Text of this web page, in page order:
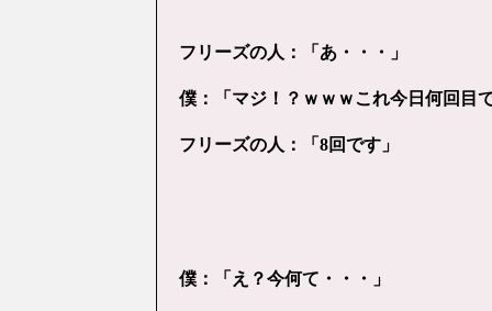
フリーズの人：「あ・・・」
僕：「マジ！？ｗｗｗこれ今日何回目
フリーズの人：「8回です」
僕：「え？今何て・・・」